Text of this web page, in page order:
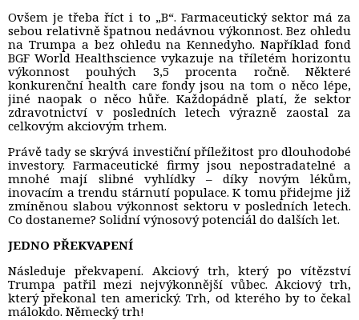
Ovšem je třeba říct i to „B“. Farmaceutický sektor má za
sebou relativně špatnou nedávnou výkonnost. Bez ohledu
na Trumpa a bez ohledu na Kennedyho. Například fond
BGF World Healthscience vykazuje na tříletém horizontu
výkonnost pouhých 3,5 procenta ročně. Některé
konkurenční health care fondy jsou na tom o něco lépe,
jiné naopak o něco hůře. Každopádně platí, že sektor
zdravotnictví v posledních letech výrazně zaostal za
celkovým akciovým trhem.
Právě tady se skrývá investiční příležitost pro dlouhodobé
investory. Farmaceutické firmy jsou nepostradatelné a
mnohé mají slibné vyhlídky – díky novým lékům,
inovacím a trendu stárnutí populace. K tomu přidejme již
zmíněnou slabou výkonnost sektoru v posledních letech.
Co dostaneme? Solidní výnosový potenciál do dalších let.
JEDNO PŘEKVAPENÍ
Následuje překvapení. Akciový trh, který po vítězství
Trumpa patřil mezi nejvýkonnější vůbec. Akciový trh,
který překonal ten americký. Trh, od kterého by to čekal
málokdo. Německý trh!